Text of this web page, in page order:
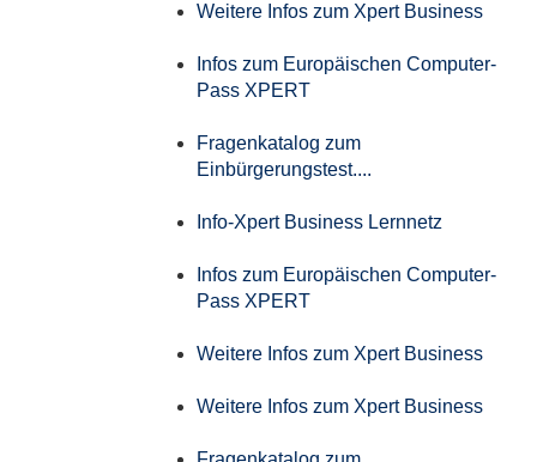
Weitere Infos zum Xpert Business
Infos zum Europäischen Computer-
Pass XPERT
Fragenkatalog zum
Einbürgerungstest....
Info-Xpert Business Lernnetz
Infos zum Europäischen Computer-
Pass XPERT
Weitere Infos zum Xpert Business
Weitere Infos zum Xpert Business